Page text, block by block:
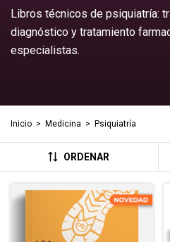
Libros técnicos de psiquiatría:
diagnóstico y tratamiento
especialistas.
Inicio > Medicina > Psiquiatría
ORDENAR